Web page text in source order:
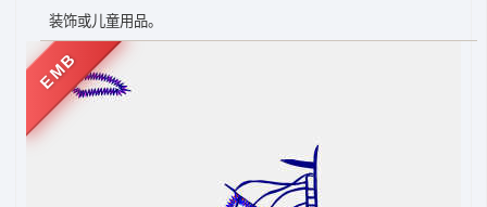
装饰或儿童用品。
EMB